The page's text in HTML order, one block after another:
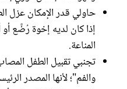
حاولي قدر الإمكان عزل
إذا كان لديه إخوة رُضَّع
المناعة.
تجنبي تقبيل الطفل
والفم"؛ لأنها المصدر